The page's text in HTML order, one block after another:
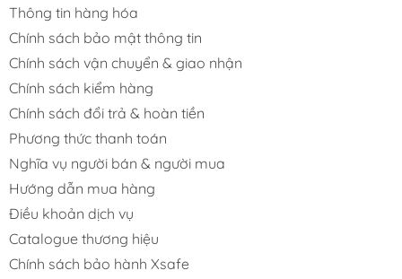
Thông tin hàng hóa
Chính sách bảo mật thông tin
Chính sách vận chuyển & giao nhận
Chính sách kiểm hàng
Chính sách đổi trả & hoàn tiền
Phương thức thanh toán
Nghĩa vụ người bán & người mua
Hướng dẫn mua hàng
Điều khoản dịch vụ
Catalogue thương hiệu
Chính sách bảo hành Xsafe